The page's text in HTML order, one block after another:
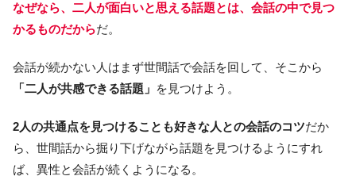
なぜなら、二人が面白いと思える話題とは、会話の中で見つ
かるものだからだ。
会話が続かない人はまず世間話で会話を回して、そこから
「二人が共感できる話題」 を見つけよう。
2人の共通点を見つけることも好きな人との会話のコツだか
ら、世間話から掘り下げながら話題を見つけるようにすれ
ば、異性と会話が続くようになる。